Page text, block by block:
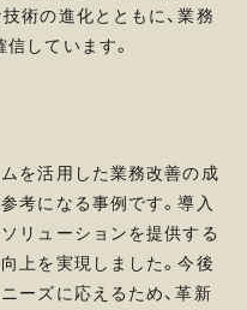
術の進化とともに、業務
しています。
を活用した業務改善の成
考になる事例です。導入
リューションを提供する
上を実現しました。今後
ーズに応えるため、革新